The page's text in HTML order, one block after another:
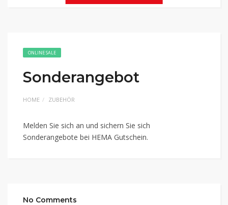
ONLINE SALE
Sonderangebot
HOME ZUBEHÖR
Melden Sie sich an und sichern Sie sich
Sonderangebote bei HEMA Gutschein.
No Comments